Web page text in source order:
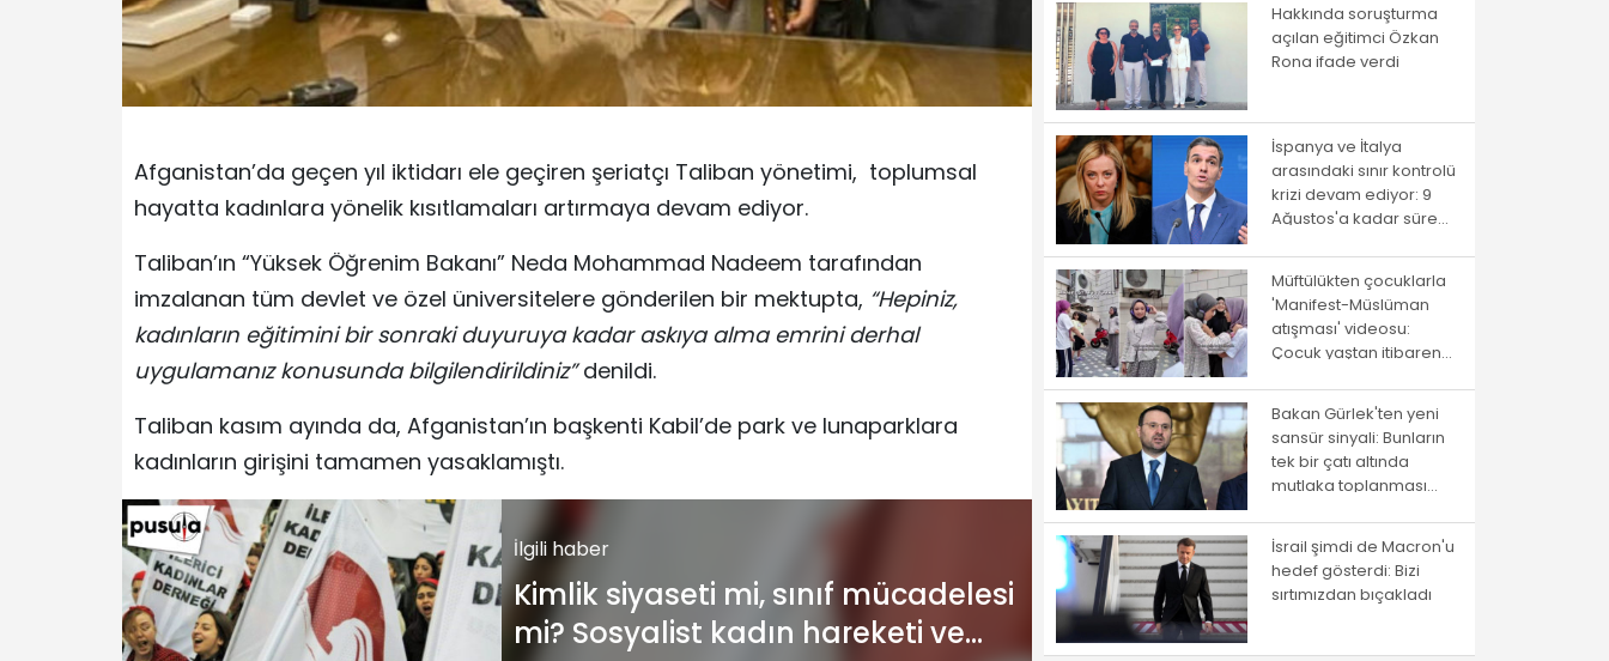
Afganistan’da geçen yıl iktidarı ele geçiren şeriatçı Taliban yönetimi, toplumsal
hayatta kadınlara yönelik kısıtlamaları artırmaya devam ediyor.
Taliban’ın “Yüksek Öğrenim Bakanı” Neda Mohammad Nadeem tarafından
imzalanan tüm devlet ve özel üniversitelere gönderilen bir mektupta, “Hepiniz,
kadınların eğitimini bir sonraki duyuruya kadar askıya alma emrini derhal
uygulamanız konusunda bilgilendirildiniz”denildi.
Taliban kasım ayında da, Afganistan’ın başkenti Kabil’de park ve lunaparklara
kadınların girişini tamamen yasaklamıştı.
İlgili haber
Kimlik siyaseti mi, sınıf mücadelesi
mi? Sosyalist kadın hareketi ve
Hakkında soruşturma
açılan eğitimci Özkan
Rona ifade verdi
İspanya ve İtalya
arasındaki sınır kontrolü
krizi devam ediyor: 9
Ağustos'a kadar süre
Müftülükten çocuklarla
'Manifest-Müslüman
atışması' videosu:
Çocuk yaştan itibaren
Bakan Gürlek'ten yeni
sansür sinyali: Bunların
tek bir çatı altında
mutlaka toplanması
İsrail şimdi de Macron'u
hedef gösterdi: Bizi
sırtımızdan bıçakladı